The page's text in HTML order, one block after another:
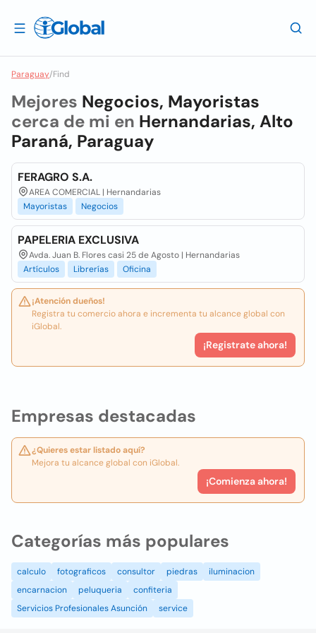
Paraguay/Find
Empresas destacadas
¿Quieres estar listado aquí?
Mejora tu alcance global con iGlobal.
¡Comienza ahora!
Mejores Negocios, Mayoristas
cerca de mi en Hernandarias, Alto
Paraná, Paraguay
FERAGRO S.A.
AREA COMERCIAL | Hernandarias
Mayoristas
Negocios
PAPELERIA EXCLUSIVA
Avda. Juan B. Flores casi 25 de Agosto | Hernandarias
Artículos
Librerías Oficina
¡Atención dueños!
Registra tu comercio ahora e incrementa tu alcance global con
iGlobal.
¡Registrate ahora!
Categorías más populares
calculo fotograficos consultor piedras
iluminacion
encarnacion
peluqueria
confiteria
Servicios Profesionales Asunción
service